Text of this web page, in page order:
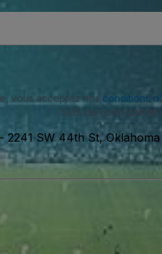
vous acceptez nos conditions
SMS de notre part et
- 2241 SW 44th St,